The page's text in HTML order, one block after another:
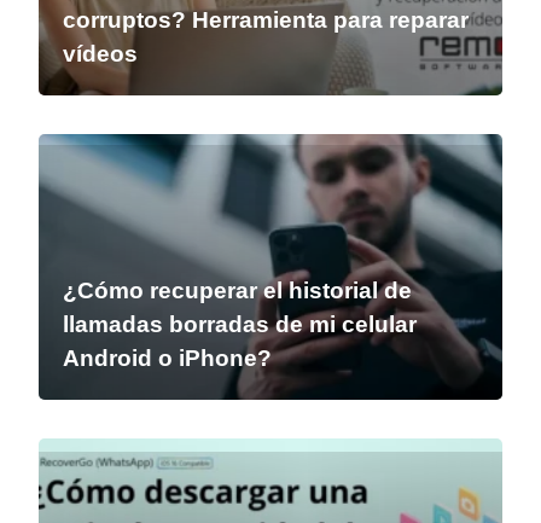
corruptos? Herramienta para reparar
vídeos
¿Cómo recuperar el historial de
llamadas borradas de mi celular
Android o iPhone?